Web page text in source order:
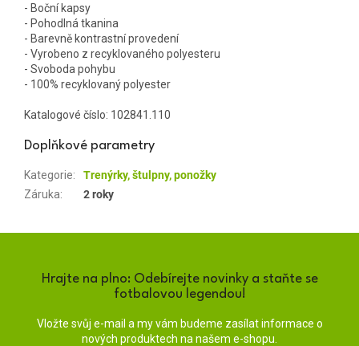
- Boční kapsy
- Pohodlná tkanina
- Barevně kontrastní provedení
- Vyrobeno z recyklovaného polyesteru
- Svoboda pohybu
- 100% recyklovaný polyester
Katalogové číslo: 102841.110
Doplňkové parametry
Kategorie:
Trenýrky, štulpny, ponožky
Záruka: 2 roky
Hrajte na plno: Odebírejte novinky a staňte se
fotbalovou legendou!
Vložte svůj e-mail a my vám budeme zasílat informace o
nových produktech na našem e-shopu.